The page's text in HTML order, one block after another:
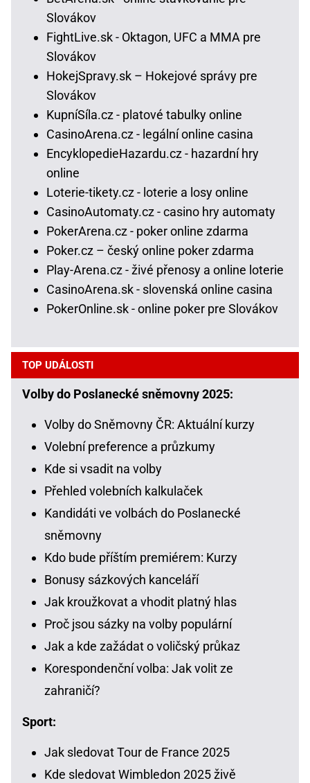
Slovákov
FightLive.sk - Oktagon, UFC a MMA pre
Slovákov
HokejSpravy.sk – Hokejové správy pre
Slovákov
KupníSíla.cz - platové tabulky online
CasinoArena.cz - legální online casina
EncyklopedieHazardu.cz - hazardní hry
online
Loterie-tikety.cz - loterie a losy online
CasinoAutomaty.cz - casino hry automaty
PokerArena.cz - poker online zdarma
Poker.cz – český online poker zdarma
Play-Arena.cz - živé přenosy a online loterie
CasinoArena.sk - slovenská online casina
PokerOnline.sk - online poker pre Slovákov
TOP UDÁLOSTI
Volby do Poslanecké sněmovny 2025:
Volby do Sněmovny ČR: Aktuální kurzy
Volební preference a průzkumy
Kde si vsadit na volby
Přehled volebních kalkulaček
Kandidáti ve volbách do Poslanecké
sněmovny
Kdo bude příštím premiérem: Kurzy
Bonusy sázkových kanceláří
Jak kroužkovat a vhodit platný hlas
Proč jsou sázky na volby populární
Jak a kde zažádat o voličský průkaz
Korespondenční volba: Jak volit ze
zahraničí?
Sport:
Jak sledovat Tour de France 2025
Kde sledovat Wimbledon 2025 živě